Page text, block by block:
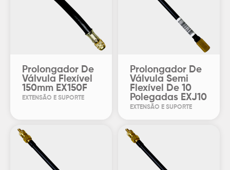
Prolongador De
Válvula Flexível
150mm EX150F
EXTENSÃO E SUPORTE
Prolongador De
Válvula Semi
Flexível De 10
Polegadas EXJ10
EXTENSÃO E SUPORTE